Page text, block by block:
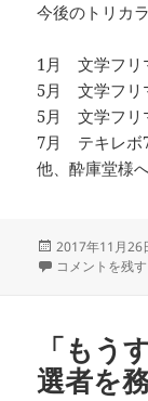
今後のトリカ
1月 文学フリ
5月 文学フリ
5月 文学フリ
7月 テキレボ7
他、酔庫堂様
投
稿
2017年11月26
11/27より #ト
コメントを残す
「もう
選者を